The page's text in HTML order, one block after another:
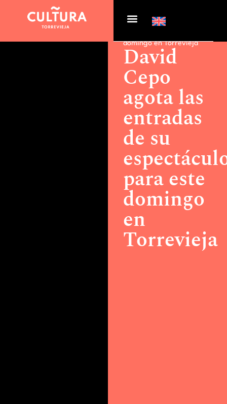
Actualidad >
agota las entradas de su
domingo en Torrevieja
David
Cepo
agota las
entradas
de su
para este
domingo
en
Torrevieja